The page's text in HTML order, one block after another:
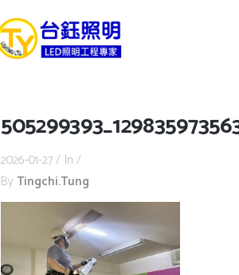
2026-01-27
In
By Tingchi.tung